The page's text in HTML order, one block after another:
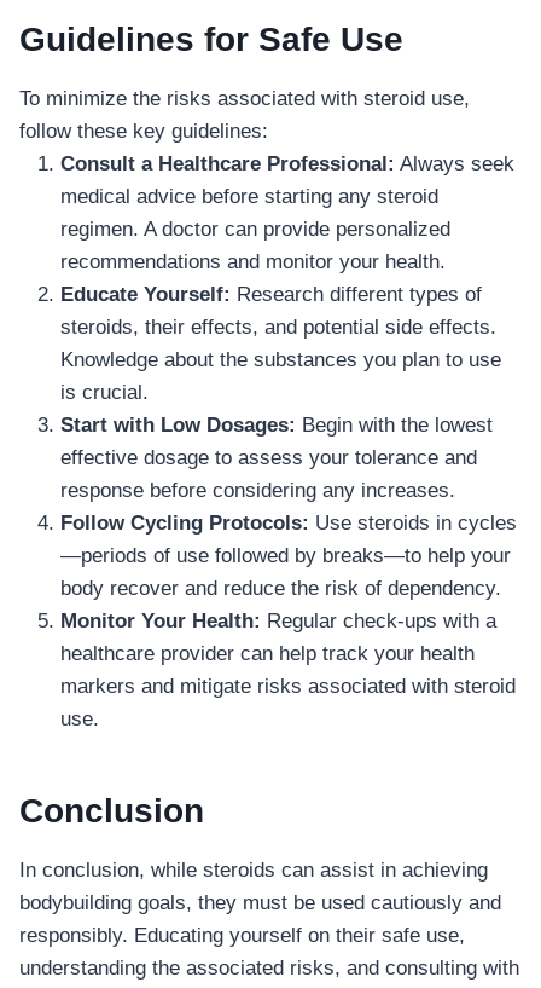
Guidelines for Safe Use
To minimize the risks associated with steroid use,
follow these key guidelines:
Consult a Healthcare Professional: Always seek
medical advice before starting any steroid
regimen. A doctor can provide personalized
recommendations and monitor your health.
Educate Yourself: Research different types of
steroids, their effects, and potential side effects.
Knowledge about the substances you plan to use
is crucial.
Start with Low Dosages: Begin with the lowest
effective dosage to assess your tolerance and
response before considering any increases.
Follow Cycling Protocols: Use steroids in cycles
—periods of use followed by breaks—to help your
body recover and reduce the risk of dependency.
Monitor Your Health: Regular check-ups with a
healthcare provider can help track your health
markers and mitigate risks associated with steroid
use.
Conclusion
In conclusion, while steroids can assist in achieving
bodybuilding goals, they must be used cautiously and
responsibly. Educating yourself on their safe use,
understanding the associated risks, and consulting with